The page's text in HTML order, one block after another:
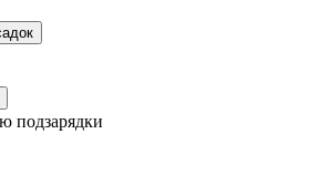
подзарядки